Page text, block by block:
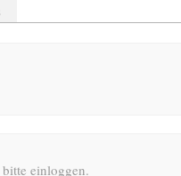
einloggen.